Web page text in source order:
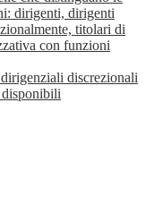
dirigenti, dirigenti
titolari di
con funzioni
discrezionali